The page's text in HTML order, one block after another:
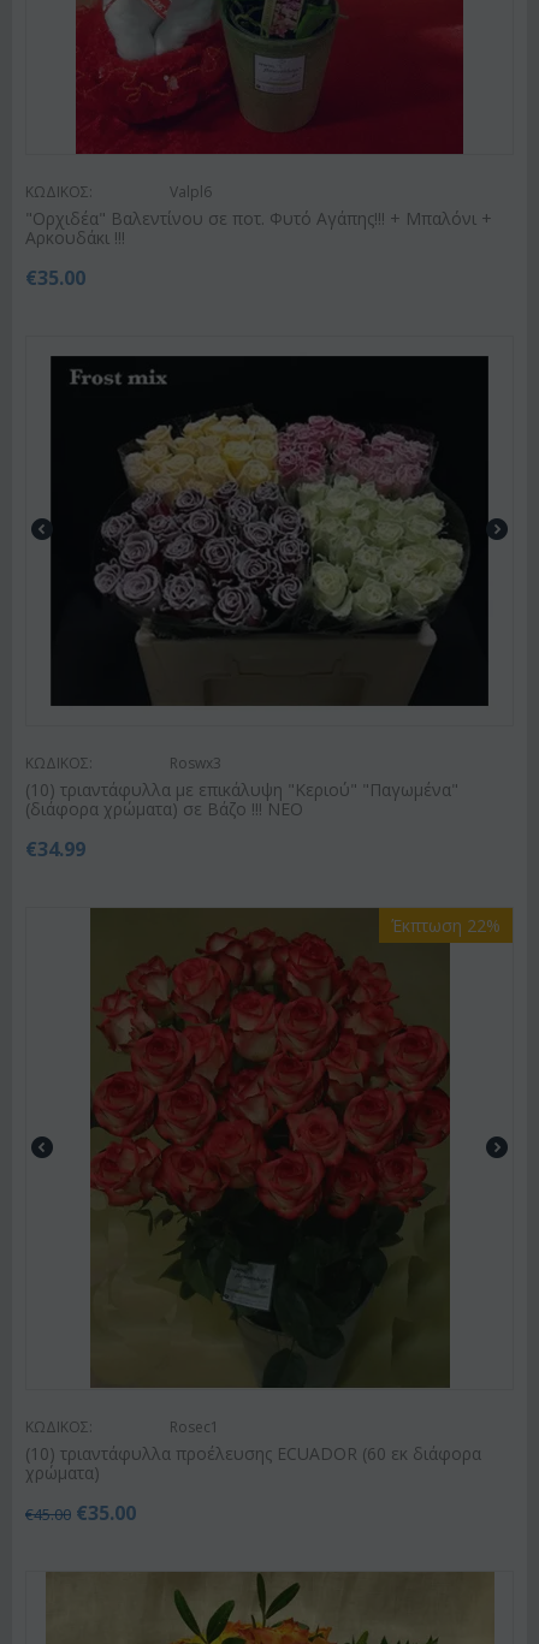
ΚΩΔΙΚΟΣ: Valpl6
"Ορχιδέα" Βαλεντίνου σε ποτ. Φυτό Αγάπης!!! + Μπαλόνι +
Αρκουδάκι !!!
€35.00
ΚΩΔΙΚΟΣ: Roswx3
(10) τριαντάφυλλα με επικάλυψη "Κεριού" "Παγωμένα"
(διάφορα χρώματα) σε Βάζο !!! ΝΕΟ
€34.99
Έκπτωση 22%
ΚΩΔΙΚΟΣ: Rosec1
(10) τριαντάφυλλα προέλευσης ECUADOR (60 εκ διάφορα
χρώματα)
€45.00 €35.00